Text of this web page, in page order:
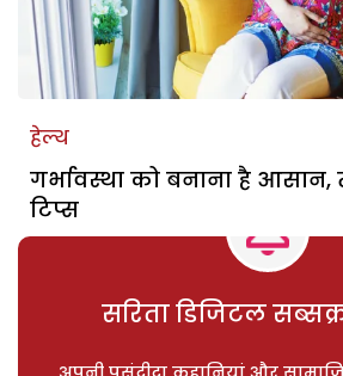
हेल्थ
गर्भावस्था को बनाना है आसान,
टिप्स
सरिता डिजिटल